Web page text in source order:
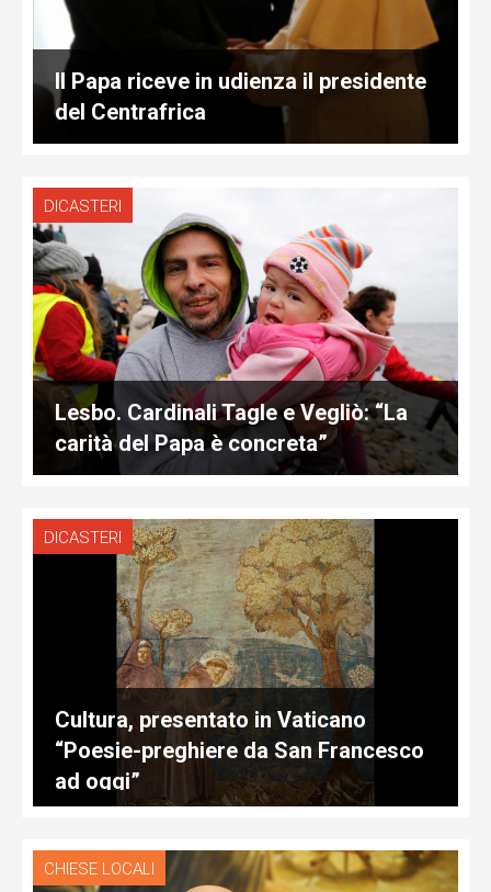
Il Papa riceve in udienza il presidente
del Centrafrica
DICASTERI
Lesbo. Cardinali Tagle e Vegliò: “La
carità del Papa è concreta”
DICASTERI
Cultura, presentato in Vaticano
“Poesie-preghiere da San Francesco
ad oggi”
CHIESE LOCALI